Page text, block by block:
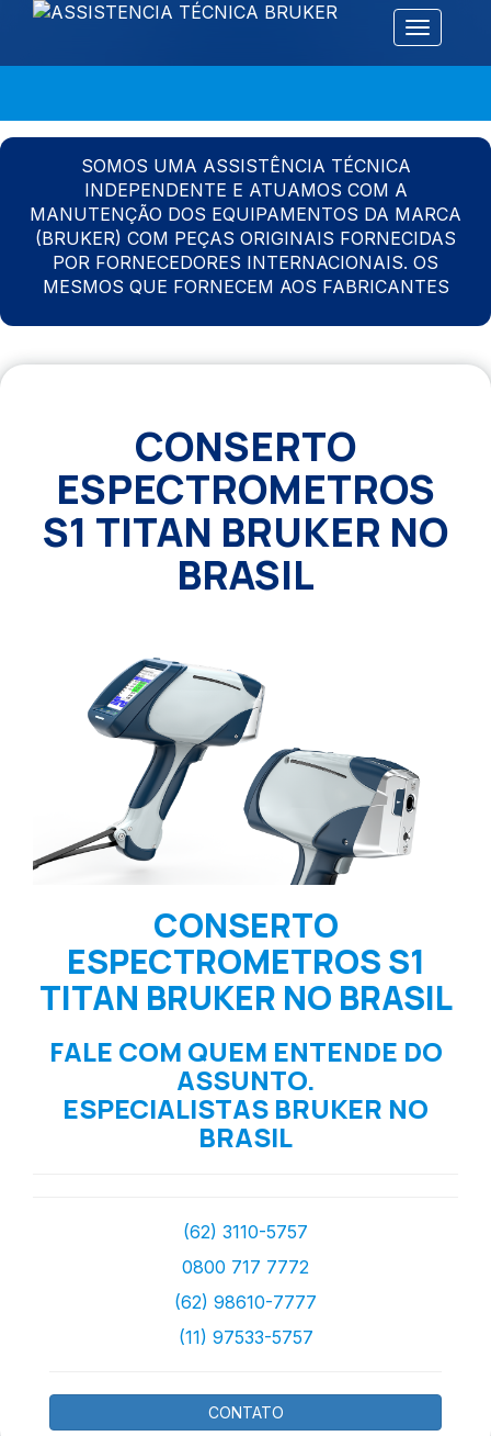
Alternar
SOMOS UMA ASSISTÊNCIA TÉCNICA
INDEPENDENTE E ATUAMOS COM A
MANUTENÇÃO DOS EQUIPAMENTOS DA MARCA
(BRUKER) COM PEÇAS ORIGINAIS FORNECIDAS
POR FORNECEDORES INTERNACIONAIS. OS
MESMOS QUE FORNECEM AOS FABRICANTES
CONSERTO
ESPECTROMETROS
S1 TITAN BRUKER NO
BRASIL
CONSERTO
ESPECTROMETROS S1
TITAN BRUKER NO BRASIL
FALE COM QUEM ENTENDE DO
ASSUNTO.
ESPECIALISTAS BRUKER NO
BRASIL
(62) 3110-5757
0800 717 7772
(62) 98610-7777
(11) 97533-5757
CONTATO